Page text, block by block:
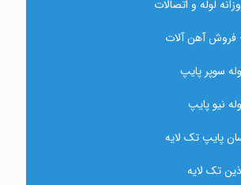
لوله و اتصالات
فروش آهن آلات
سوپر پایپ
نیو پایپ
پایپ تک لایه
تک لایه